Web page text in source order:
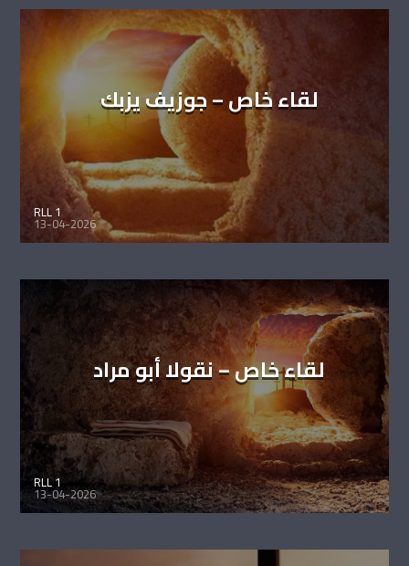
لقاء خاص – جوزيف يزبك
RLL 1
13-04-2026
لقاء خاص – نقولا أبو مراد
RLL 1
13-04-2026